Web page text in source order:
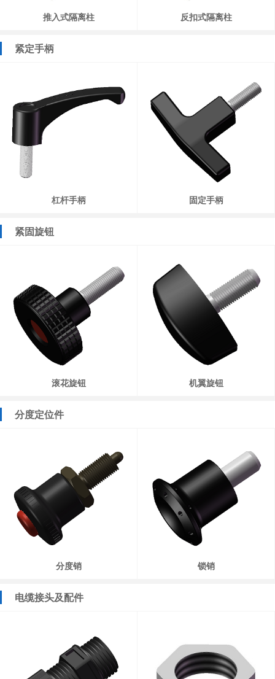
推入式隔离柱 反扣式隔离柱
紧定手柄
杠杆手柄 固定手柄
紧固旋钮
滚花旋钮 机翼旋钮
分度定位件
分度销 锁销
电缆接头及配件